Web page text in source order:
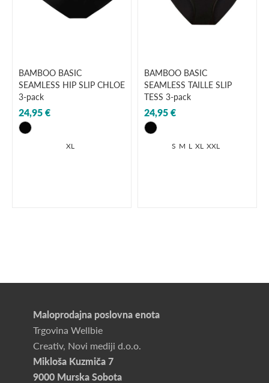
BAMBOO BASIC
SEAMLESS HIP SLIP CHLOE
3-pack
24,95 €
XL
BAMBOO BASIC
SEAMLESS TAILLE SLIP
TESS 3-pack
24,95 €
S M L XL XXL
Maloprodajna poslovna enota
Trgovina Wellbie
Creativ, Novi mediji d.o.o.
Mikloša Kuzmiča 7
9000 Murska Sobota